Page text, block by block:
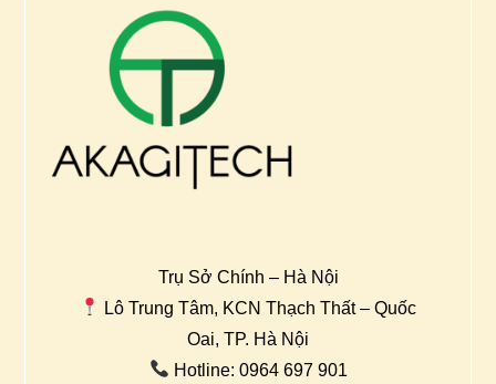
Trụ Sở Chính – Hà Nội
Lô Trung Tâm, KCN Thạch Thất – Quốc
Oai, TP. Hà Nội
Hotline: 0964 697 901